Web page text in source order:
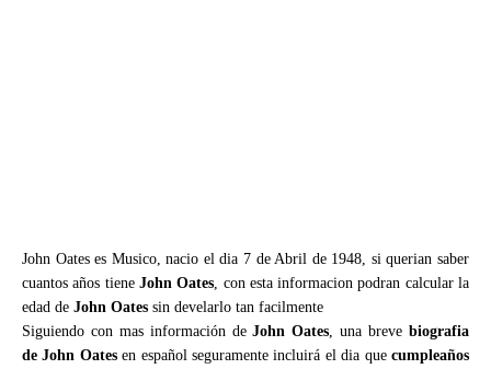
John Oates es Musico, nacio el dia 7 de Abril de 1948, si querian saber
cuantos años tiene John Oates, con esta informacion podran calcular la
edad de John Oates sin develarlo tan facilmente
Siguiendo con mas información deJohn Oates, una brevebiografia
de John Oatesen español seguramente incluirá el dia quecumpleaños